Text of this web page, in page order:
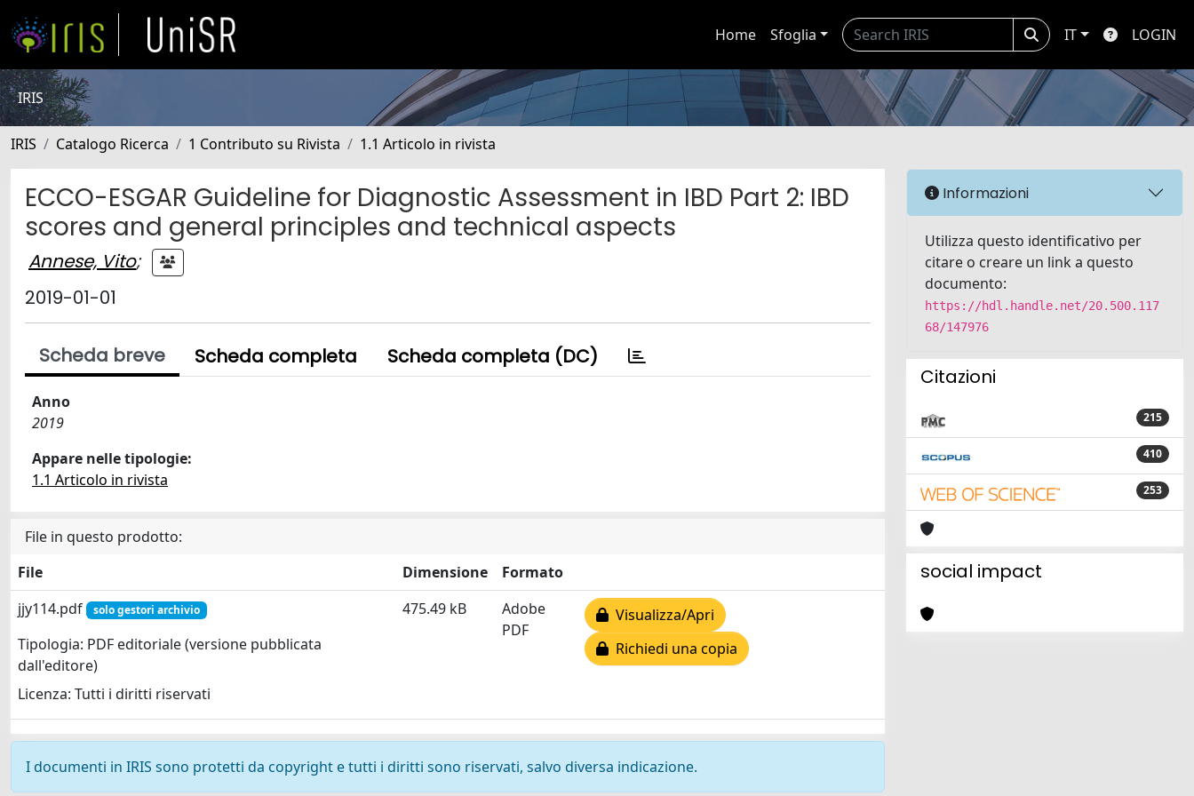
Home Sfoglia IT LOGIN
IRIS
IRIS Catalogo Ricerca 1 Contributo su Rivista 1.1 Articolo in rivista
ECCO-ESGAR Guideline for Diagnostic Assessment in IBD Part 2: IBD
scores and general principles and technical aspects
Annese, Vito;
2019-01-01
Scheda breve Scheda completa Scheda completa (DC)
Anno
2019
Appare nelle tipologie:
1.1 Articolo in rivista
File in questo prodotto:
File
Dimensione
Formato
jjy114.pdf
solo gestori archivio
Tipologia: PDF editoriale (versione pubblicata
dall'editore)
Licenza: Tutti i diritti riservati
475.49 kB
Adobe
PDF
Visualizza/Apri
Richiedi una copia
I documenti in IRIS sono protetti da copyright e tutti i diritti sono riservati, salvo diversa indicazione.
Informazioni
Utilizza questo identificativo per
citare o creare un link a questo
documento:
https://hdl.handle.net/20.500.117
68/147976
Citazioni
215
410
253
social impact